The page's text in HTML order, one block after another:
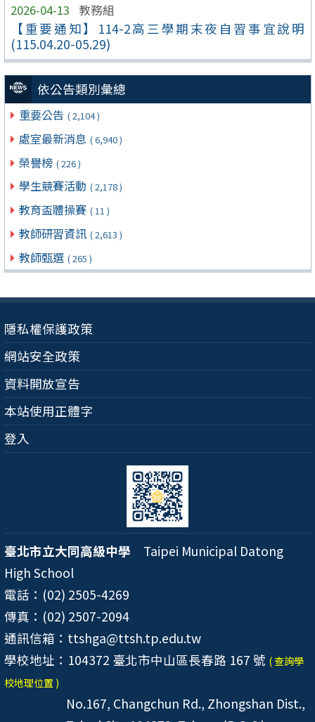
2026-04-13 教務組
【重要通知】114-2高三學期末夜自習事宜說明
(115.04.20-05.29)
依公告類別彙總
重要公告 ( 2,104 )
處室最新消息 ( 6,940 )
榮譽榜 ( 226 )
學生競賽活動 ( 2,178 )
教育盃體操賽 ( 11 )
教師研習資訊 ( 2,613 )
教師甄選 ( 265 )
隱私權保護政策
網站安全政策
資料開放宣告
本站使用正體字
登入
臺北市立大同高級中學 Taipei Municipal Datong
High School
電話：(02) 2505-4269
傳真：(02) 2507-2094
通訊信箱：ttshga@ttsh.tp.edu.tw
學校地址：104372 臺北市中山區長春路 167 號 ( 查詢學
校地理位置 )
No.167, Changchun Rd., Zhongshan Dist.,